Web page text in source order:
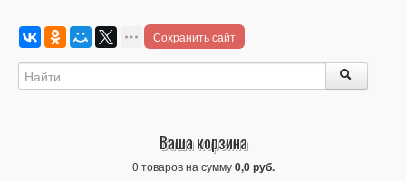
Сохранить сайт
Ваша корзина
0 товаров на сумму0,0 руб.